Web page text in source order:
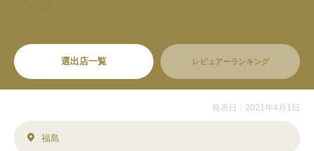
選出店一覧 レビュアーランキング
発表日：2021年4月1日
福島